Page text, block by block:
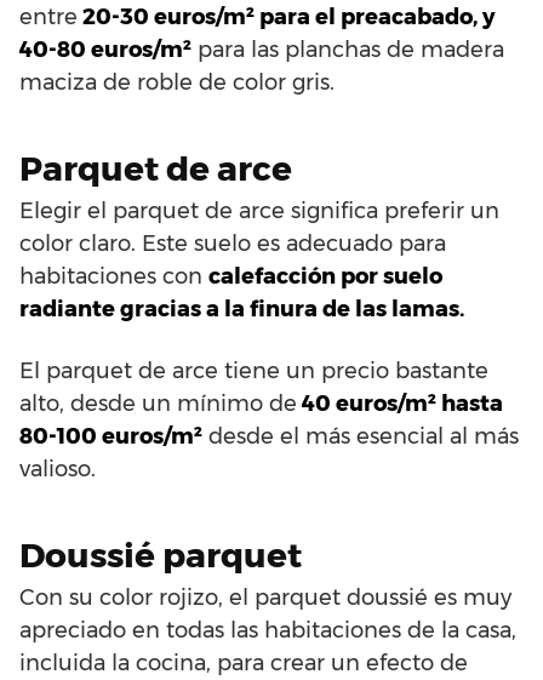
entre 20-30 euros/m² para el preacabado, y
40-80 euros/m² para las planchas de madera
maciza de roble de color gris.
Parquet de arce
Elegir el parquet de arce significa preferir un
color claro. Este suelo es adecuado para
habitaciones con calefacción por suelo
radiante gracias a la finura de las lamas.
El parquet de arce tiene un precio bastante
alto, desde un mínimo de 40 euros/m² hasta
80-100 euros/m² desde el más esencial al más
valioso.
Doussié parquet
Con su color rojizo, el parquet doussié es muy
apreciado en todas las habitaciones de la casa,
incluida la cocina, para crear un efecto de